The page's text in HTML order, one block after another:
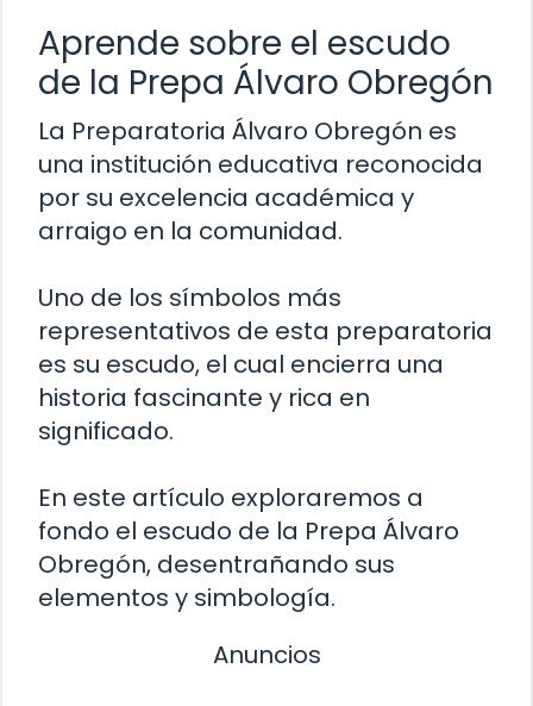
Aprende sobre el escudo
de la Prepa Álvaro Obregón
La Preparatoria Álvaro Obregón es
una institución educativa reconocida
por su excelencia académica y
arraigo en la comunidad.
Uno de los símbolos más
representativos de esta preparatoria
es su escudo, el cual encierra una
historia fascinante y rica en
significado.
En este artículo exploraremos a
fondo el escudo de la Prepa Álvaro
Obregón, desentrañando sus
elementos y simbología.
Anuncios